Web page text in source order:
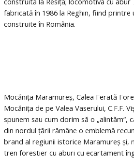
fabricată în 1986 la Reghin, fiind printre
construite în România.
Mocănița Maramureș, Calea Ferată
Mocănița de pe Valea Vaserului, C.F.F.
spunem sau cum dorim să o „alintăm“,
din nordul țării rămâne o emblemă
brand al regiunii istorice Maramureș și,
tren forestier cu aburi cu ecartament